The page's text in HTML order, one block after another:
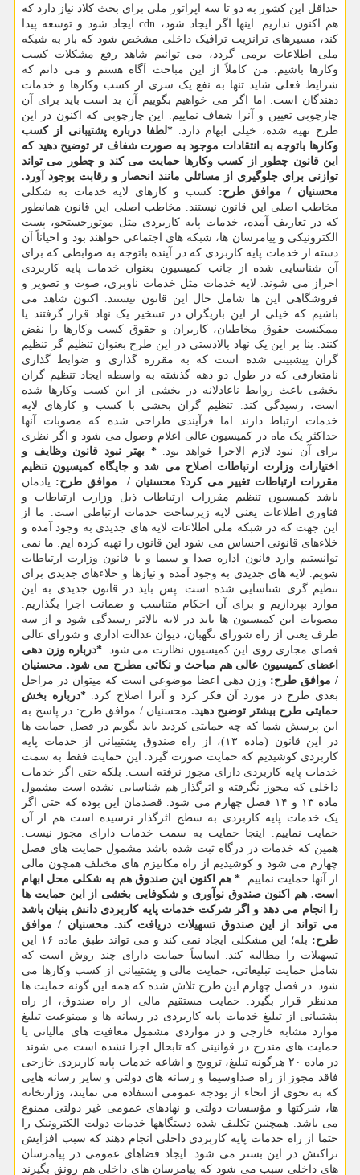
حداقل این کشور به دو تا سه اپراتور ملی برای بحث کلاد نیاز دارد که
هم اکنون نداریم. اینها اگر ایجاد شود، cdn ایجاد شود و توسعه پیدا
کند، مسیرهای ترانزیت ترافیک داخلی مشخص شود که باز به شبکه
ملی اطلاعات برمی گردد، می توانیم شاهد رفع مشکلات کسب
وکارها باشیم. من کاملاً از این مباحث آگاه هستم و می دانم که
شرایط فعلی شاید تنها به نفع یک سری از کسب وکارها و خدمات
دهندگان است. اما اگر می خواهیم بگوییم آن بد است باید برای آن
چارچوبی تعیین و آنرا شفاف نماییم. این چارچوبی که اکنون در این
طرح تهیه شده، خیلی ابهام دارد.*لطفا درباره پشتیبانی از کسب
وکارها باتوجه به انتقادات موجود به صورت شفاف تر توضیح دهید که
این قانون چطور از کسب وکارها حمایت می کند و چطور می تواند
توازنی برای جلوگیری از مسائلی مانند انحصار و رقابت بوجود آورد.
محسنیان / موافق طرح:کسب و کارهای لایه خدمات به شکلی
مخاطب اصلی این قانون نیستند. مخاطب اصلی این قانون همانطور
که در تعاریف آمده، خدمات پایه کاربردی مثل موتورجستجو، پست
الکترونیکی و پیامرسان ها، شبکه های اجتماعی خواهند بود و احیاناً آن
دسته از خدمات پایه کاربردی که در آینده باتوجه به ضوابطی که برای
آن شناسایی شده از جانب کمیسیون بعنوان خدمات پایه کاربردی
احراز می شوند. لایه خدمات مثل خدمات ناوبری، صوت و تصویر و
فروشگاهی این ها شامل حال این قانون نیستند. اکنون شاهد می
باشیم که خیلی از این بازیگران در تسخیر یک نهاد قرار گرفتند یا
ممکنست حقوق مخاطبان، کاربران و حقوق کسب وکارها را نقض
کنند. بنا بر این یک نهاد بالادستی در این طرح بعنوان تنظیم گر تنظیم
گران پیشبینی شده است که به مقرره گذاری و ضوابط گذاری
نامتعارفی که در طول دو دهه گذشته به واسطه ایجاد تنظیم گران
بخشی باعث روابط ناعادلانه در بخشی از این کسب وکارها شده
است، رسیدگی کند. تنظیم گران بخشی با کسب و کارهای لایه
خدمات ارتباط دارند اما فرآیندی طراحی شده که مصوبات آنها
حداکثر یک ماه در کمیسیون عالی اعلام وصول می شود و اگر نظری
برای آن نبود لازم الاجرا خواهد بود.* بهتر نبود قانون وظایف و
اختیارات وزارت ارتباطات اصلاح می شد و جایگاه کمیسیون تنظیم
مقررات ارتباطات تغییر می کرد؟ محسنیان / ‏‬ موافق طرح: یادمان
باشد کمیسیون تنظیم مقررات ارتباطات ذیل وزارت ارتباطات و
فناوری اطلاعات یعنی لایه زیرساخت خدمات ارتباطی است. ما از
این جهت که در شبکه ملی اطلاعات لایه های جدیدی به وجود آمده و
خلاءهای قانونی احساس می شود این قانون را تهیه کرده ایم. ما نمی
توانستیم وارد قانون اداره صدا و سیما و یا قانون وزارت ارتباطات
شویم. لایه های جدیدی به وجود آمده و نیازها و خلاءهای جدیدی برای
تنظیم گری شناسایی شده است. پس باید در قانون جدیدی به این
موارد بپردازیم و برای آن احکام متناسب و ضمانت اجرا بگذاریم.
مصوبات این کمیسیون ها باید در لایه بالاتر رسیدگی شود و از سه
طرف یعنی از راه شورای نگهبان، دیوان عدالت اداری و شورای عالی
فضای مجازی روی این کمیسیون نظارت می شود. *درباره وزن دهی
اعضای کمیسیون عالی هم مباحث و نکاتی مطرح می شود. محسنیان
/ موافق طرح: وزن دهی اعضا موضوعی است که میتوان در مراحل
بعدی طرح در مورد آن فکر کرد و آنرا اصلاح کرد.*درباره بخش
حمایتی طرح بیشتر توضیح دهید. محسنیان / موافق طرح: در پاسخ به
این پرسش شما که چه حمایتی کردید باید بگویم در فصل حمایت ها
در این قانون (ماده ۱۳)، از راه صندوق پشتیبانی از خدمات پایه
کاربردی کوشیدیم که حمایت صورت گیرد. این حمایت فقط به سمت
خدمات پایه کاربردی دارای مجوز نرفته است. بلکه حتی اگر خدمات
داخلی که مجوز نگرفته و اثرگذار هم شناسایی نشده است مشمول
ماده ۱۳ و ۱۴ فصل چهارم می شود. قصدمان این بوده که حتی اگر
یک خدمات پایه کاربردی به سطح اثرگذار نرسیده است هم از آن
حمایت نماییم. اینجا حمایت به سمت خدمات دارای مجوز نیست.
همین که خدمات در درگاه ثبت شده باشد مشمول حمایت های فصل
چهارم می شود و کوشیدیم از راه مکانیزم های مختلف همچون مالی
از آنها حمایت نماییم. * هم اکنون این صندوق هم به شکلی محل ابهام
است. هم اکنون صندوق نوآوری و شکوفایی بخشی از این حمایت ها
را انجام می دهد و اگر شرکت خدمات پایه کاربردی دانش بنیان باشد
می تواند از این صندوق تسهیلات دریافت کند. محسنیان / موافق
طرح:
بله؛ این مشکلی ایجاد نمی کند و می تواند طبق ماده ۱۶ این
تسهیلات را مطالبه کند. اساساً حمایت دارای چند روش است که
شامل حمایت تبلیغاتی، حمایت مالی و پشتیبانی از کسب وکارها می
شود. در فصل چهارم این طرح تلاش شده که همه این گونه حمایت ها
مدنظر قرار بگیرد. حمایت مستقیم مالی از راه صندوق، از راه
پشتیبانی از تبلیغ خدمات پایه کاربردی در رسانه ها و ممنوعیت تبلیغ
موارد مشابه خارجی و در مواردی مشمول معافیت های مالیاتی یا
حمایت های مندرج در قوانینی که تابحال اجرا نشده است می شوند.
در ماده ۲۰ هرگونه تبلیغ، ترویج و اشاعه خدمات پایه کاربردی خارجی
فاقد مجوز از راه صداوسیما و رسانه های دولتی و سایر رسانه هایی
که به نحوی از انحاء از بودجه عمومی استفاده می نمایند، وزارتخانه
ها، شرکتها و مؤسسات دولتی و نهادهای عمومی غیر دولتی ممنوع
می باشد. همچنین تکلیف شده دستگاهها خدمات دولت الکترونیک را
حتما از راه خدمات پایه کاربردی داخلی انجام دهند که سبب افزایش
تراکنش در این بستر می شود. ایجاد فضاهای عمومی در پیامرسان
های داخلی سبب می شود که پیامرسان های داخلی هم رونق بگیرند